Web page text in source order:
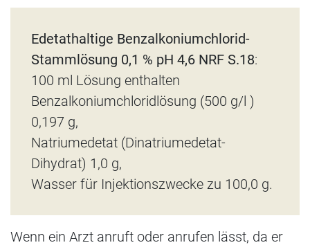
Edetathaltige Benzalkoniumchlorid-
Stammlösung 0,1 % pH 4,6 NRF S.18:
100 ml Lösung enthalten
Benzalkoniumchloridlösung (500 g/l )
0,197 g,
Natriumedetat (Dinatriumedetat-
Dihydrat) 1,0 g,
Wasser für Injektionszwecke zu 100,0 g.
Wenn ein Arzt anruft oder anrufen lässt, da er